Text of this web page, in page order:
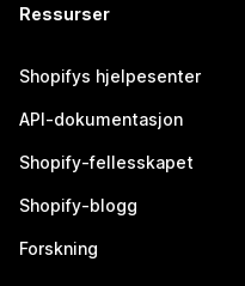
Ressurser
Shopifys hjelpesenter
API-dokumentasjon
Shopify-fellesskapet
Shopify-blogg
Forskning